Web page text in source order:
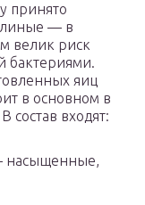
принято
— в
велик риск
бактериями.
яиц
в основном в
состав входят:
насыщенные,